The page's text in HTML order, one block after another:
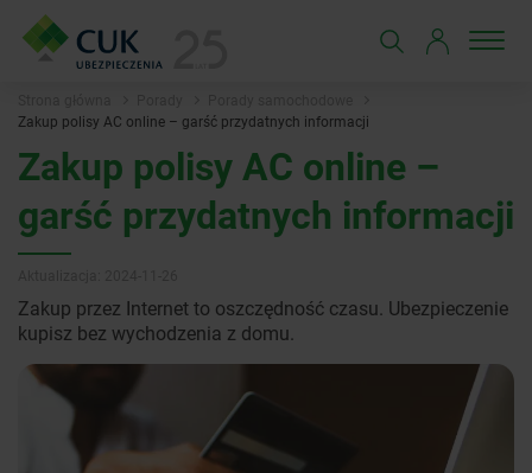
Zakup polisy AC online – garść przydatnych informacji
Zakup polisy AC online –
garść przydatnych informacji
Zakup przez Internet to oszczędność czasu. Ubezpieczenie
kupisz bez wychodzenia z domu.